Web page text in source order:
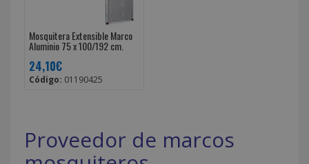
Mosquitera Extensible Marco
Aluminio 75 x 100/192 cm.
24,10€
Código: 01190425
Proveedor de marcos